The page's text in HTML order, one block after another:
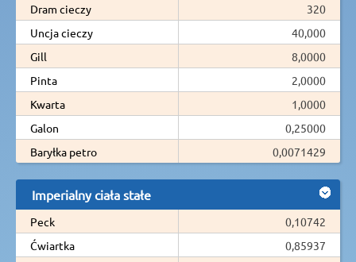
Dram cieczy
320
Uncja cieczy
40,000
Gill
8,0000
Pinta
2,0000
Kwarta
1,0000
Galon
0,25000
Baryłka petro
0,0071429
Imperialny ciała stałe
Peck
0,10742
Ćwiartka
0,85937